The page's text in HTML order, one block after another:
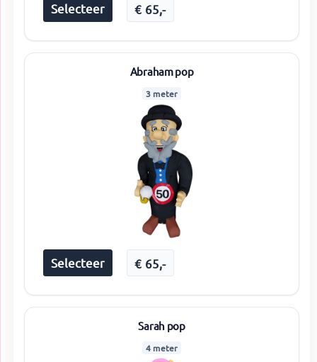
Selecteer € 65,-
Abraham pop
3 meter
Selecteer € 65,-
Sarah pop
4 meter